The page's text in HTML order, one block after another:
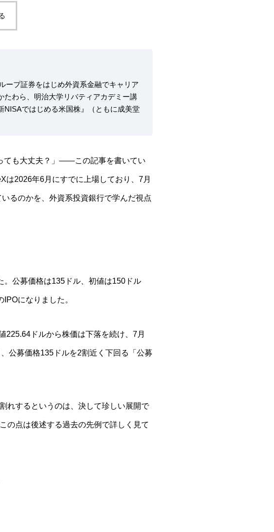
ープ証券をはじめ外資系金融でキャリア
たわら、明治大学リバティアカデミー講
NISAではじめる米国株』（ともに成美堂
ても大丈夫？」——この記事を書いてい
は2026年6月にすでに上場しており、7月
るのかを、外資系投資銀行で学んだ視点
公募価格は135ドル、初値は150ドル
になりました。
225.64ドルから株価は下落を続け、7月
公募価格135ドルを2割近く下回る「公募
れするというのは、決して珍しい展開で
の点は後述する過去の先例で詳しく見て